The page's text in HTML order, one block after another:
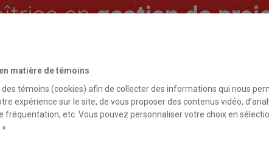
engestion de
matière de témoins
des témoins (cookies) afin de collecter des informations qui nous
expérience sur le site, de vous proposer des contenus vidéo,
fréquentation, etc. Vous pouvez personnaliser votre choix en